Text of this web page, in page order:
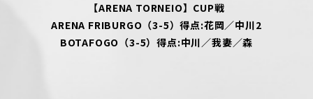
【ARENA TORNEIO】CUP戦
ARENA FRIBURGO（3-5）得点:花岡／中川2
BOTAFOGO（3-5）得点:中川／我妻／森